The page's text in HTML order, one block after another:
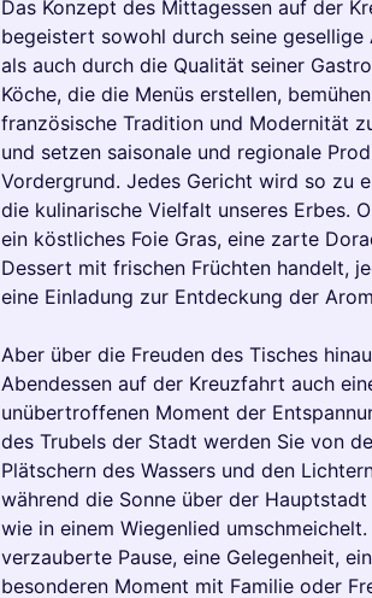
Das Konzept des Mittagessen auf der
begeistert sowohl durch seine gesellige
als auch durch die Qualität seiner
Köche, die die Menüs erstellen,
französische Tradition und Modernität
und setzen saisonale und regionale
Vordergrund. Jedes Gericht wird so zu
die kulinarische Vielfalt unseres Erbes.
ein köstliches Foie Gras, eine zarte
Dessert mit frischen Früchten handelt,
eine Einladung zur Entdeckung der
Aber über die Freuden des Tisches
Abendessen auf der Kreuzfahrt auch
unübertroffenen Moment der
des Trubels der Stadt werden Sie von
Plätschern des Wassers und den
während die Sonne über der
wie in einem Wiegenlied
verzauberte Pause, eine Gelegenheit,
besonderen Moment mit Familie oder